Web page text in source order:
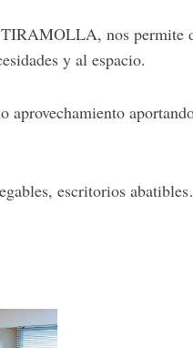
nos permite
y al espacio.
escritorios